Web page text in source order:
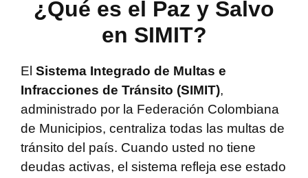
¿Qué es el Paz y Salvo
en SIMIT?
El Sistema Integrado de Multas e
Infracciones de Tránsito (SIMIT),
administrado por la Federación Colombiana
de Municipios, centraliza todas las multas de
tránsito del país. Cuando usted no tiene
deudas activas, el sistema refleja ese estado